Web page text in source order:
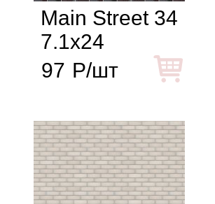
Main Street 34
7.1x24
97 Р/шт